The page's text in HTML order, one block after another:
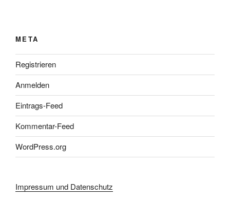
META
Registrieren
Anmelden
Eintrags-Feed
Kommentar-Feed
WordPress.org
Impressum und Datenschutz